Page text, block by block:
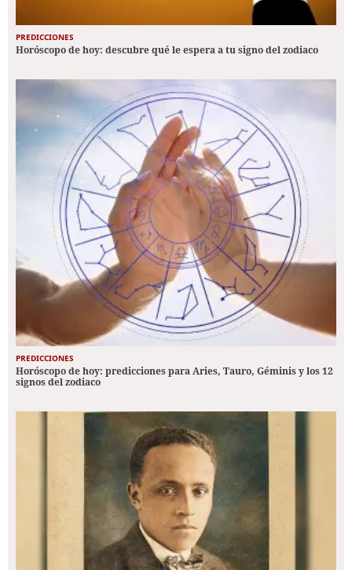
PREDICCIONES
Horóscopo de hoy: descubre qué le espera a tu signo del zodiaco
PREDICCIONES
Horóscopo de hoy: predicciones para Aries, Tauro, Géminis y los 12
signos del zodiaco